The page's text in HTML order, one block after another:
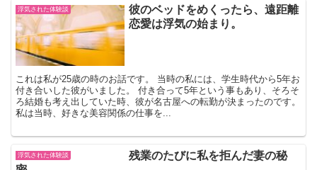
浮気された体験談
彼のベッドをめくったら、遠距離
恋愛は浮気の始まり。
これは私が25歳の時のお話です。 当時の私には、学生時代から5年お
付き合いした彼がいました。 付き合って5年という事もあり、そろそ
ろ結婚も考え出していた時、彼が名古屋への転勤が決まったのです。
私は当時、好きな美容関係の仕事を...
浮気された体験談
残業のたびに私を拒んだ妻の秘